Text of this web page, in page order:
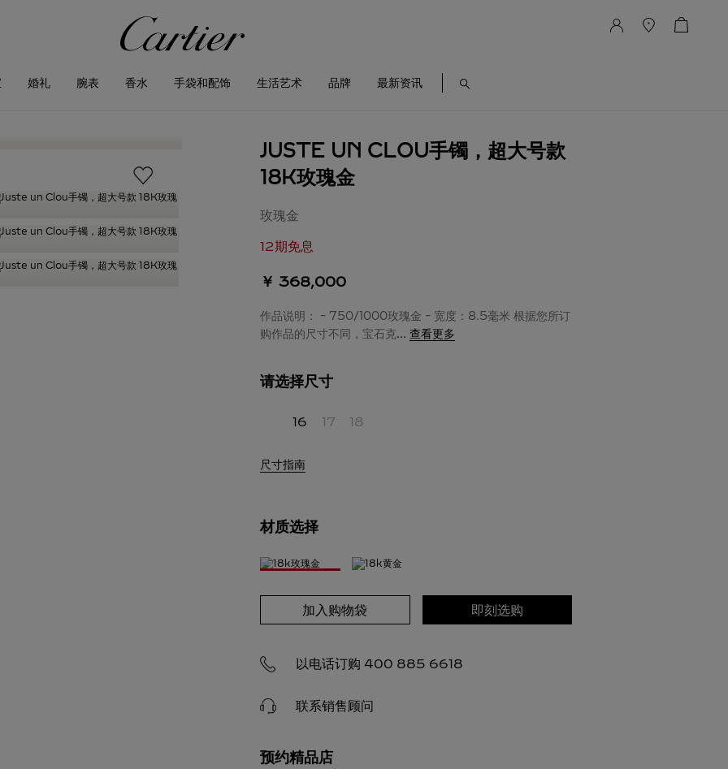
婚礼 腕表 香水 手袋和配饰 生活艺术 品牌 最新资讯
JUSTE UN CLOU手镯，超大号款
18K玫瑰金
玫瑰金
12期免息
￥ 368,000
作品说明： - 750/1000玫瑰金 - 宽度：8.5毫米 根据您所订
购作品的尺寸不同，宝石克... 查看更多
请选择尺寸
16 17 18
尺寸指南
材质选择
加入购物袋 即刻选购
以电话订购 400 885 6618
联系销售顾问
预约精品店